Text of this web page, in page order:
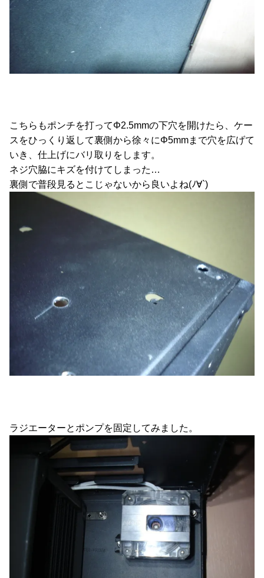
こちらもポンチを打ってΦ2.5mmの下穴を開けたら、ケー
スをひっくり返して裏側から徐々にΦ5mmまで穴を広げて
いき、仕上げにバリ取りをします。
ネジ穴脇にキズを付けてしまった…
裏側で普段見るとこじゃないから良いよね(ﾉ∀`)
ラジエーターとポンプを固定してみました。